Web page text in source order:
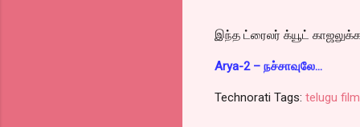
இந்த ட்ரைலர் க்யூட்
Arya-2 – நச்சாவுலே…
Technorati Tags: telugu